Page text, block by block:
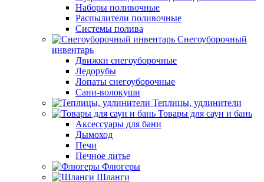
Наборы поливочные
Распылители поливочные
Системы полива
Снегоуборочный
инвентарь
Движки снегоуборочные
Ледорубы
Лопаты снегоуборочные
Сани-волокуши
Теплицы, удлинители
Товары для саун и бань
Аксессуары для бани
Дымоход
Печи
Печное литье
Флюгеры
Шланги